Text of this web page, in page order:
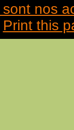
nos
Print this